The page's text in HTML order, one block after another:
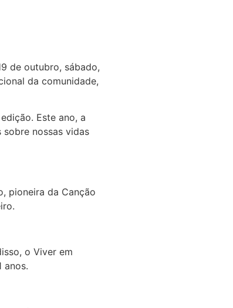
de outubro, sábado,
da comunidade,
Este ano, a
sobre nossas vidas
pioneira da Canção
o Viver em
anos.